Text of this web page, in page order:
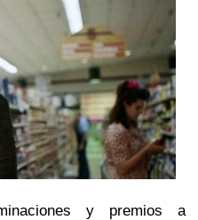
y premios a